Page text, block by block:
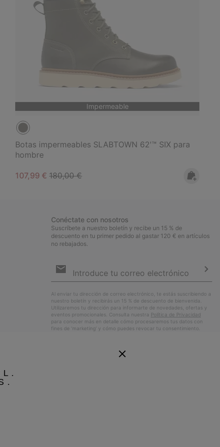
Impermeable
Botas impermeables SLABTOWN 62'™ SIX para
hombre
Sale price:
107,99 €Regular price:
180,00 €
Conéctate con nosotros
Suscríbete a nuestro boletín y recibe un 15 % de
descuento en tu primer pedido al gastar 120 € en artículos
no rebajados.
de
Al enviar tu dirección de correo electrónico, te estás suscribiendo a
nuestro boletín y recibirás un 15 % de descuento de bienvenida.
Utilizaremos tu dirección para informarte de novedades, ofertas y
eventos promocionales. Consulta nuestra Política de Privacidad
para conocer más en detalle cómo procesaremos tus datos con
fines de ’marketing’ y cómo puedes revocar tu consentimiento.